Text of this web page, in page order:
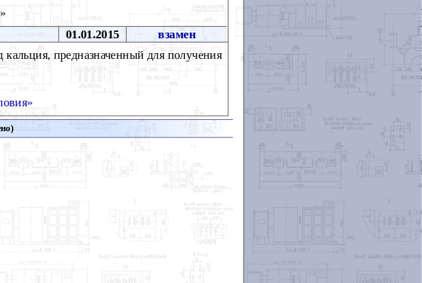
01.01.2015
взамен
кальция, предназначенный для получения